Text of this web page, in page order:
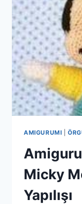
AMIGURUMI |
Micky
Yapılışı